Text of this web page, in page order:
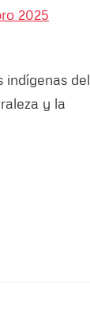
2025
indígenas del
y la